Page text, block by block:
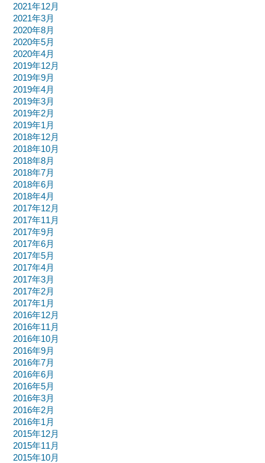
2021年12月
2021年3月
2020年8月
2020年5月
2020年4月
2019年12月
2019年9月
2019年4月
2019年3月
2019年2月
2019年1月
2018年12月
2018年10月
2018年8月
2018年7月
2018年6月
2018年4月
2017年12月
2017年11月
2017年9月
2017年6月
2017年5月
2017年4月
2017年3月
2017年2月
2017年1月
2016年12月
2016年11月
2016年10月
2016年9月
2016年7月
2016年6月
2016年5月
2016年3月
2016年2月
2016年1月
2015年12月
2015年11月
2015年10月